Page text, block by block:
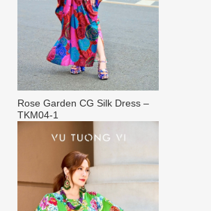
Rose Garden CG Silk Dress –
TKM04-1